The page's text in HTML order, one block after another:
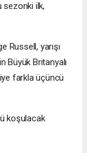
sezonki ilk,
Russell, yarışı
Büyük Britanyalı
farkla üçüncü
koşulacak